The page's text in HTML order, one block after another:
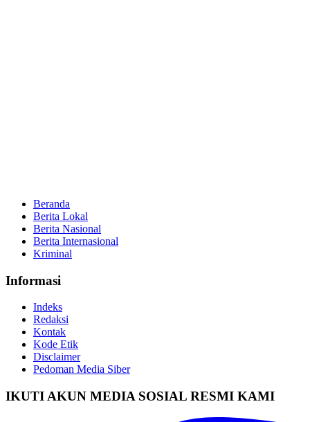
Beranda
Berita Lokal
Berita Nasional
Berita Internasional
Kriminal
Informasi
Indeks
Redaksi
Kontak
Kode Etik
Disclaimer
Pedoman Media Siber
IKUTI AKUN MEDIA SOSIAL RESMI KAMI